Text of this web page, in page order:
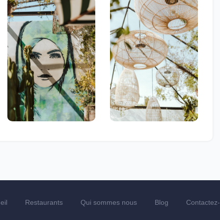
Restaurants Qui sommes nous Blog